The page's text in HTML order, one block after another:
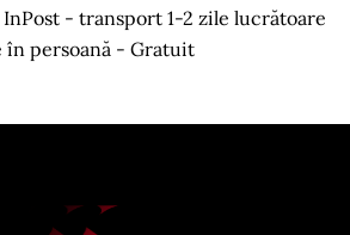
- transport 1-2 zile lucrătoare
în persoană - Gratuit